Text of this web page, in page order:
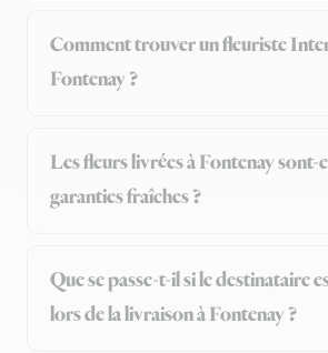
Comment trouver un fleuriste
Fontenay ?
Les fleurs livrées à Fontenay sont-
garanties fraîches ?
Que se passe-t-il si le destinataire
lors de la livraison à Fontenay ?